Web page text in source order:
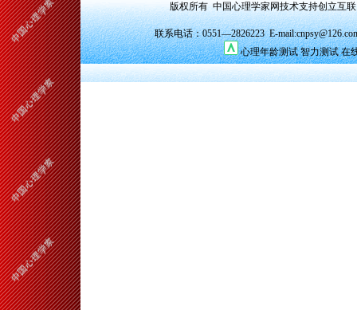
版权所有 中国心理学家网技术支持创立互
联系电话：0551—2826223 E-
心理年龄测试 智力测试 在